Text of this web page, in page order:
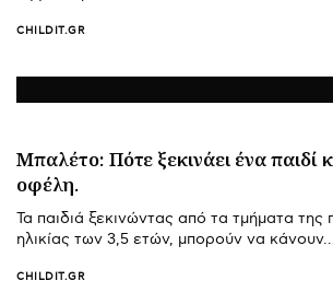
CHILDIT.GR
Μπαλέτο: Πότε ξεκινάει ένα παιδί
οφέλη.
Τα παιδιά ξεκινώντας από τα τμήματα της
ηλικίας των 3,5 ετών, μπορούν να
CHILDIT.GR